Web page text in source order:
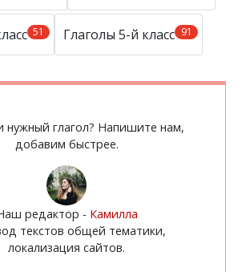
51 91
Глаголы 5-й класс
нужный глагол? Напишите нам,
добавим быстрее.
редактор - Камилла
текстов общей тематики,
локализация сайтов.